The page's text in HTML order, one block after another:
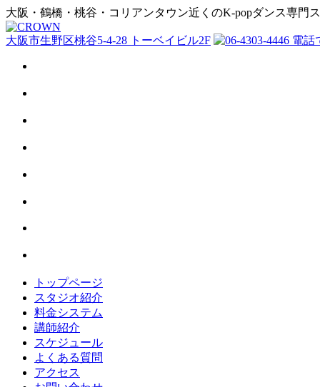
大阪・鶴橋・桃谷・コリアンタウン近くのK-popダンス専門
大阪市生野区桃谷5-4-28 トーベイビル2F
トップページ
スタジオ紹介
料金システム
講師紹介
スケジュール
よくある質問
アクセス